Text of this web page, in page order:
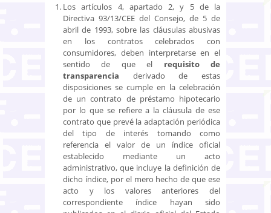
Los artículos 4, apartado 2, y 5 de la
Directiva 93/13/CEE del Consejo, de 5 de
abril de 1993, sobre las cláusulas abusivas
en los contratos celebrados con
consumidores, deben interpretarse en el
sentido de que el requisito de
transparencia derivado de estas
disposiciones se cumple en la celebración
de un contrato de préstamo hipotecario
por lo que se refiere a la cláusula de ese
contrato que prevé la adaptación periódica
del tipo de interés tomando como
referencia el valor de un índice oficial
establecido mediante un acto
administrativo, que incluye la definición de
dicho índice, por el mero hecho de que ese
acto y los valores anteriores del
correspondiente índice hayan sido